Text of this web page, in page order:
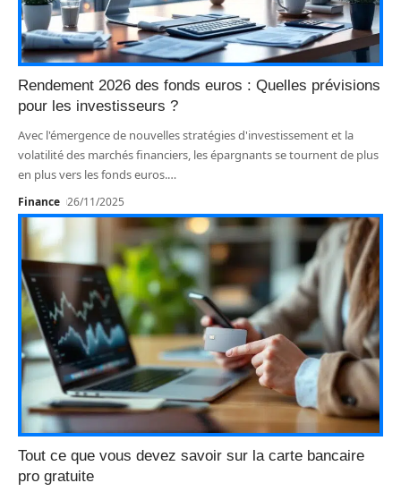
Rendement 2026 des fonds euros : Quelles prévisions
pour les investisseurs ?
Avec l'émergence de nouvelles stratégies d'investissement et la
volatilité des marchés financiers, les épargnants se tournent de plus
en plus vers les fonds euros.…
Finance 26/11/2025
Tout ce que vous devez savoir sur la carte bancaire
pro gratuite